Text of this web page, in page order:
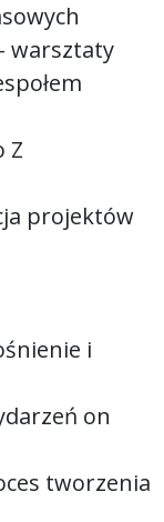
warsztaty
Z
projektów
i
on
tworzenia